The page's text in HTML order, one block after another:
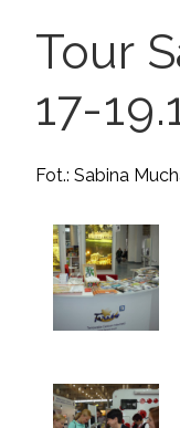
Tour
17-
Fot.: Sabina